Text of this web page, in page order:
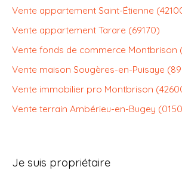
Vente appartement Saint-Étienne
Vente appartement Tarare (69170)
Vente fonds de commerce Montbrison
Vente maison Sougères-en-Puisaye
Vente immobilier pro Montbrison
Vente terrain Ambérieu-en-Bugey
Je suis propriétaire